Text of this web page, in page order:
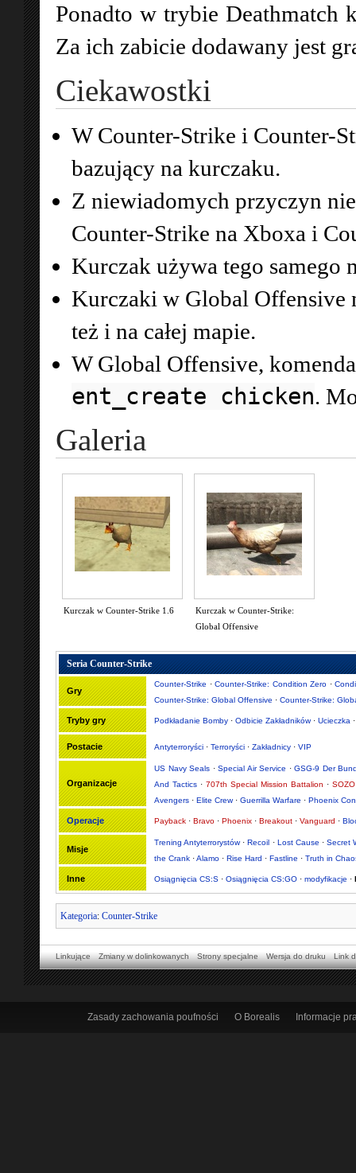
Ponadto w trybie Deathmatch
Za ich zabicie dodawany jest
Ciekawostki
W Counter-Strike i Counter-
bazujący na kurczaku.
Z niewiadomych przyczyn
Counter-Strike na Xboxa i
Kurczak używa tego
Kurczaki w Global Offensive
też i na całej mapie.
W Global Offensive,
ent_create chicken.
Galeria
Kurczak w Counter-Strike 1.6
Kurczak w Counter-Strike:
Global Offensive
Seria Counter-Strike
Gry
Counter-Strike ·Counter-Strike: Condition Zero ·
Counter-Strike: Global Offensive · Counter-Strike:
Tryby gry Podkładanie Bomby · Odbicie Zakładników· Ucieczka
Postacie Antyterroryści · Terroryści · Zakładnicy · VIP
Organizacje
US Navy Seals · Special Air Service · GSG-9 Der
And Tactics· 707th Special Mission Battalion ·
Avengers · Elite Crew· Guerrilla Warfare · Phoenix
Operacje Payback · Bravo · Phoenix · Breakout · Vanguard ·
Misje
Trening Antyterrorystów· Recoil · Lost Cause ·Secret
the Crank ·Alamo · Rise Hard · Fastline · Truth in
Inne Osiągnięcia CS:S · Osiągnięcia CS:GO · modyfikacje ·
Kategoria: Counter-Strike
Linkujące Zmiany w dolinkowanych Strony specjalne Wersja do druku Link
Zasady zachowania poufności O Borealis Informacje